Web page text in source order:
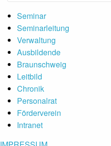
Submenu
Seminar
Seminarleitung
Verwaltung
Ausbildende
Braunschweig
Leitbild
Chronik
Personalrat
Förderverein
Intranet